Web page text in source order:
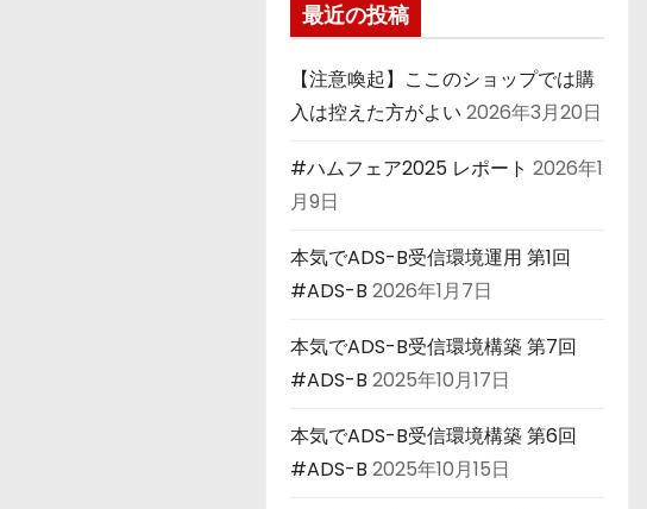
最近の投稿
【注意喚起】ここのショップでは購
入は控えた方がよい 2026年3月20日
#ハムフェア2025 レポート 2026年1
月9日
本気でADS-B受信環境運用 第1回
#ADS-B 2026年1月7日
本気でADS-B受信環境構築 第7回
#ADS-B 2025年10月17日
本気でADS-B受信環境構築 第6回
#ADS-B 2025年10月15日